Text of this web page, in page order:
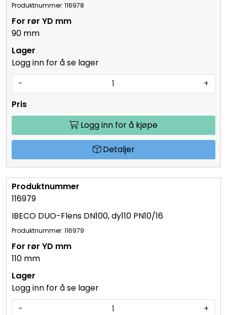
Produktnummer: 116978
90 mm
Logg inn for å se lager
-
+
Logg inn for å kjøpe
Detaljer
116979
IBECO DUO-Flens DN100, dy110 PN10/16
Produktnummer: 116979
110 mm
Logg inn for å se lager
-
+